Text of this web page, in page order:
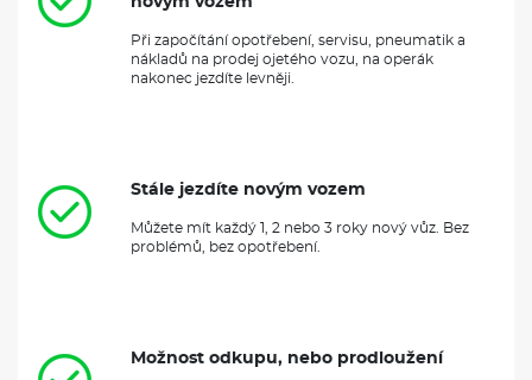
Při započítání opotřebení, servisu, pneumatik a
nákladů na prodej ojetého vozu, na operák
nakonec jezdíte levněji.
Stále jezdíte novým vozem
Můžete mít každý 1, 2 nebo 3 roky nový vůz. Bez
problémů, bez opotřebení.
Možnost odkupu, nebo prodloužení